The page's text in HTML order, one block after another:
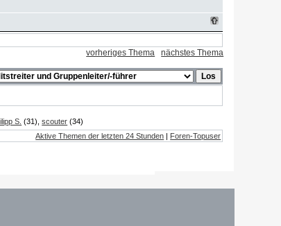
vorheriges Thema nächstes Thema
S. (31),scouter (34)
Aktive Themen der letzten 24 Stunden | Foren-Topuser